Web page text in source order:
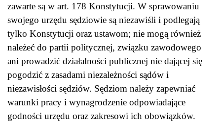
zawarte są w art. 178 Konstytucji. W sprawowaniu
swojego urzędu sędziowie są niezawiśli i podlegają
tylko Konstytucji oraz ustawom; nie mogą również
należeć do partii politycznej, związku zawodowego
ani prowadzić działalności publicznej nie dającej się
pogodzić z zasadami niezależności sądów i
niezawisłości sędziów. Sędziom należy zapewniać
warunki pracy i wynagrodzenie odpowiadające
godności urzędu oraz zakresowi ich obowiązków.